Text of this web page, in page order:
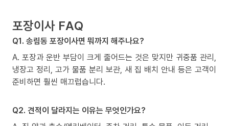
포장이사 FAQ
Q1. 송림동 포장이사면 뭐까지 해주나요?
A. 포장과 운반 부담이 크게 줄어드는 것은 맞지만 귀중품 관리,
냉장고 정리, 고가 물품 분리 보관, 새 집 배치 안내 등은 고객이
준비하면 훨씬 매끄럽습니다.
Q2. 견적이 달라지는 이유는 무엇인가요?